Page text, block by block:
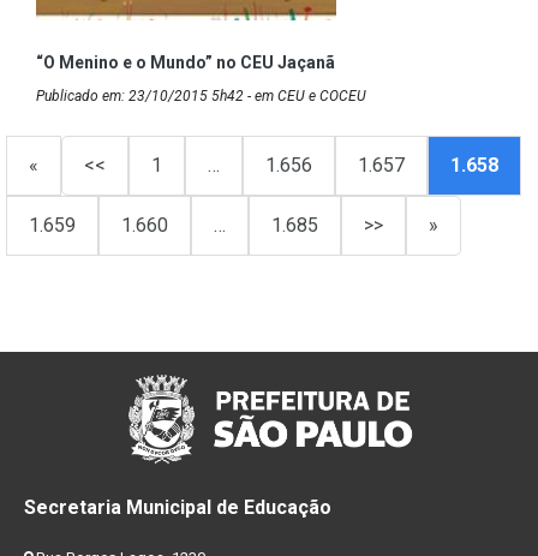
“O Menino e o Mundo” no CEU Jaçanã
Publicado em: 23/10/2015 5h42 - em CEU e COCEU
« << 1 … 1.656 1.657 1.658
1.659 1.660 … 1.685 >> »
Secretaria Municipal de Educação